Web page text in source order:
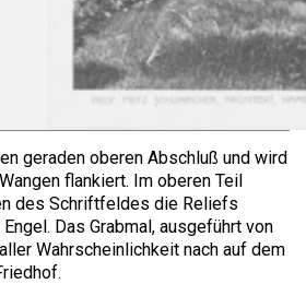
geraden oberen Abschluß und wird
flankiert. Im oberen Teil
des Schriftfeldes die Reliefs
Das Grabmal, ausgeführt von
Wahrscheinlichkeit nach auf dem